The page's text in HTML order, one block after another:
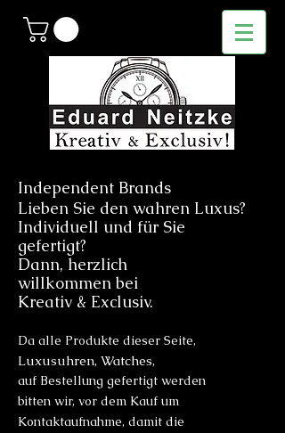
Independent Brands
Lieben Sie den wahren Luxus?
Individuell und für Sie
gefertigt?
Dann, herzlich
willkommen bei
Kreativ & Exclusiv.
Da alle Produkte dieser Seite,
Luxusuhren, Watches,
auf Bestellung gefertigt werden
bitten wir, vor dem Kauf um
Kontaktaufnahme, damit die